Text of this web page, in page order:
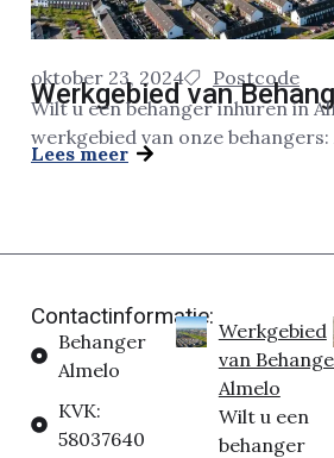
oktober 23, 2024 Postcode
Werkgebied van
Wilt u een behanger inhuren in
werkgebied van onze behangers:
Lees meer
Contactinformatie:
Behanger
Almelo
KVK:
58037640
Werkgebied
van
Almelo
Wilt u een
behanger